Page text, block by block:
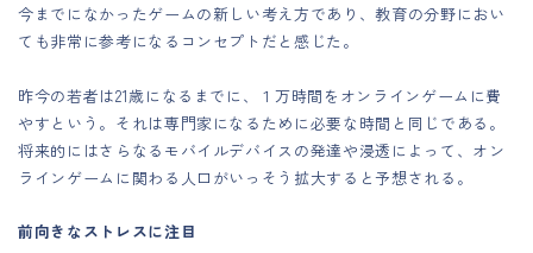
今までになかったゲームの新しい考え方であり、教育の分野におい
ても非常に参考になるコンセプトだと感じた。
昨今の若者は21歳になるまでに、１万時間をオンラインゲームに費
やすという。それは専門家になるために必要な時間と同じである。
将来的にはさらなるモバイルデバイスの発達や浸透によって、オン
ラインゲームに関わる人口がいっそう拡大すると予想される。
前向きなストレスに注目